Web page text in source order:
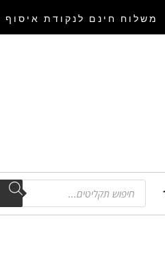
משלוח חינם לנקודת איסוף